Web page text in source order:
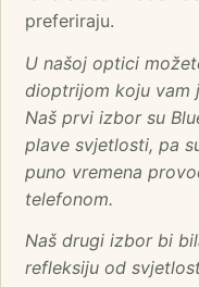
preferiraju.
U našoj optici
dioptrijom koju vam
Naš prvi izbor su
plave svjetlosti, pa
puno vremena
telefonom.
Naš drugi izbor bi
refleksiju od